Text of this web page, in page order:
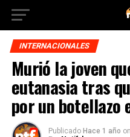
INTERNACIONALES
Murió la joven
eutanasia tras
por un botellazo
Publicado Hace 1 año on